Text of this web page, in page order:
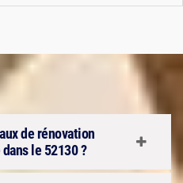
de rénovation
le 52130 ?